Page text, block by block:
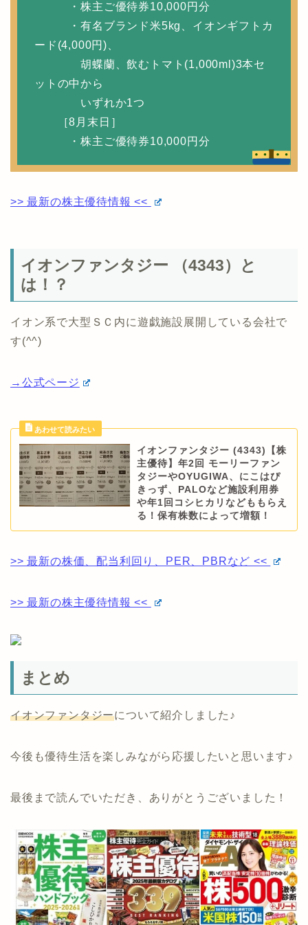
・株主ご優待券10,000円分
・有名ブランド米5kg、イオンギフトカ
ード(4,000円)、
胡蝶蘭、飲むトマト(1,000ml)3本セ
ットの中から
いずれか1つ
［8月末日］
・株主ご優待券10,000円分
>> 最新の株主優待情報 <<
イオンファンタジー （4343）と
は！？
イオン系で大型ＳＣ内に遊戯施設展開している会社で
す(^^)
→公式ページ
イオンファンタジー (4343)【株
主優待】年2回 モーリーファン
タジーやOYUGIWA、にこはぴ
きっず、PALOなど施設利用券
や年1回コシヒカリなどももらえ
る！保有株数によって増額！
>> 最新の株価、配当利回り、PER、PBRなど <<
>> 最新の株主優待情報 <<
まとめ
イオンファンタジーについて紹介しました♪
今後も優待生活を楽しみながら応援したいと思います♪
最後まで読んでいただき、ありがとうございました！